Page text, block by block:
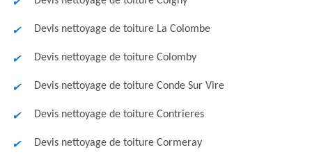
Devis nettoyage de toiture La Colombe
Devis nettoyage de toiture Colomby
Devis nettoyage de toiture Conde Sur Vire
Devis nettoyage de toiture Contrieres
Devis nettoyage de toiture Cormeray